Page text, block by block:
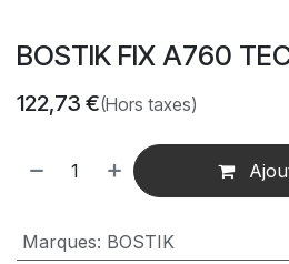
BOSTIK FIX A760
122,73 €(Hors taxes)
Marques: BOSTIK